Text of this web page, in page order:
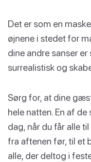
Det er som en
øjnene i stedet for
dine andre sanser
surrealistisk og
Sørg for, at dine
hele natten. En af
dag, når du får alle
fra aftenen før, til et
alle, der deltog i